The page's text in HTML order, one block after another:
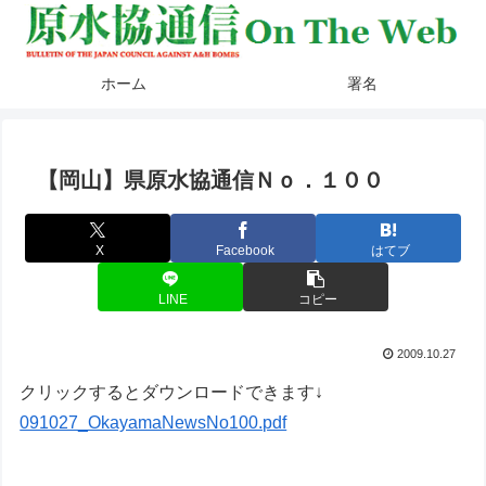
ホーム 署名
【岡山】県原水協通信Ｎｏ．１００
X Facebook はてブ
LINE コピー
2009.10.27
クリックするとダウンロードできます↓
091027_OkayamaNewsNo100.pdf